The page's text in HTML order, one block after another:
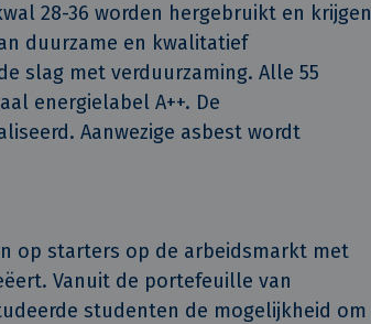
28-36 worden hergebruikt en krijgen
duurzame en kwalitatief
slag met verduurzaming. Alle 55
energielabel A++. De
Aanwezige asbest wordt
op starters op de arbeidsmarkt met
Vanuit de portefeuille van
studenten de mogelijkheid om